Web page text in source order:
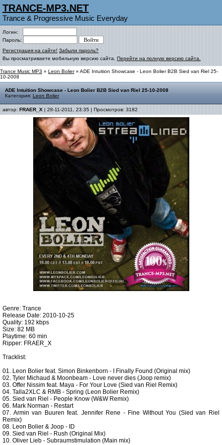
TRANCE-MP3.NET
Trance & Progressive Music Everyday
Логин:
Пароль:
Регистрация на сайте! Забыли пароль?
Вы просматриваете мобильную версию сайта. Перейти на полную версию сайта.
Trance Music MP3 » Leon Bolier» ADE Intuition Showcase - Leon Bolier B2B Sied van Riel 25-
10-2008
ADE Intuition Showcase - Leon Bolier B2B Sied van Riel 25-10-2008
Категория: Leon Bolier
автор: FRAER_X | 28-11-2011, 23:35 | Просмотров: 3182
Genre: Trance
Release Date: 2010-10-25
Quality: 192 kbps
Size: 82 MB
Playtime: 60 min
Ripper: FRAER_X
Tracklist:
01. Leon Bolier feat. Simon Binkenborn - I Finally Found (Original mix)
02. Tyler Michaud & Moonbeam - Love never dies (Joop remix)
03. Offer Nissim feat. Maya - For Your Love (Sied van Riel Remix)
04. Talla2XLC & RMB - Spring (Leon Bolier Remix)
05. Sied van Riel - People Know (W&W Remix)
06. Mark Norman - Restart
07. Armin van Buuren feat. Jennifer Rene - Fine Without You (Sied van Riel
Remix)
08. Leon Bolier & Joop - ID
09. Sied van Riel - Rush (Original Mix)
10. Oliver Lieb - Subraumstimulation (Main mix)